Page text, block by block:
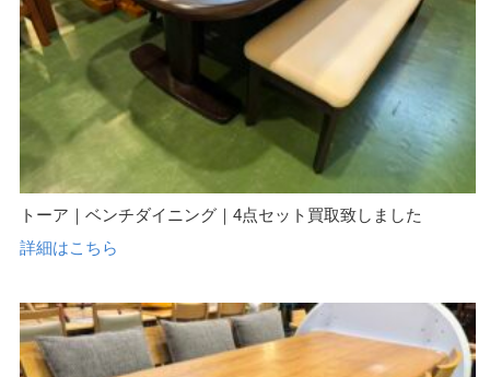
トーア｜ベンチダイニング｜4点セット買取致しました
詳細はこちら